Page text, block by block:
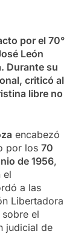
por el 70°
León
Durante su
criticó al
libre no
encabezó
por los 70
de 1956,
el
a las
Libertadora
el
judicial de